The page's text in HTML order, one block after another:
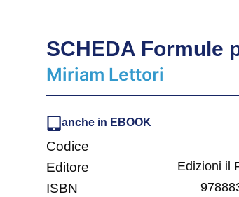
SCHEDA Formule
Miriam Lettori
anche in EBOOK
Codice
Editore Edizioni il
ISBN